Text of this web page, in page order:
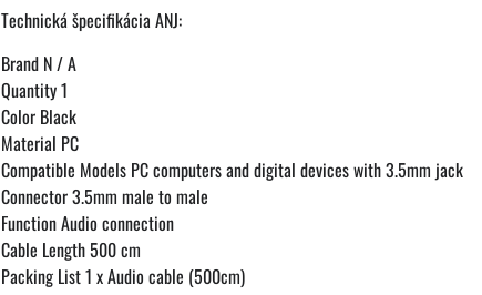
Technická špecifikácia ANJ:
Brand N / A
Quantity 1
Color Black
Material PC
Compatible Models PC computers and digital devices with 3.5mm jack
Connector 3.5mm male to male
Function Audio connection
Cable Length 500 cm
Packing List 1 x Audio cable (500cm)